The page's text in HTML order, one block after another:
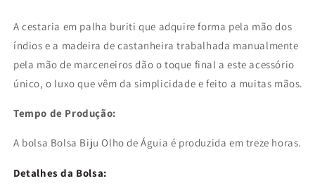
A cestaria em palha buriti que adquire forma pela mão dos
índios e a madeira de castanheira trabalhada manualmente
pela mão de marceneiros dão o toque final a este acessório
único, o luxo que vêm da simplicidade e feito a muitas mãos.
Tempo de Produção:
A bolsa Bolsa Biju Olho de Águia é produzida em treze horas.
Detalhes da Bolsa: